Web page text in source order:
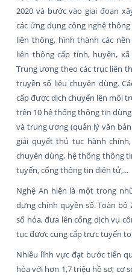
2020 và bước vào giai đoạn
các ứng dụng công nghệ
liên thông, hình thành các
liên thông cấp tỉnh, huyện,
Trung ương theo các trục liên
truyền số liệu chuyên dùng.
cấp được dịch chuyển lên môi
trên 10 hệ thống thông tin
và trung ương (quản lý văn
giải quyết thủ tục hành
chuyên dùng, hệ thống thông
tuyến, cổng thông tin điện tử,...
Nghệ An hiện là một trong
dựng chính quyền số. Toàn
số hóa, đưa lên cổng dịch vụ
tục được cung cấp trực tuyến
Nhiều lĩnh vực đạt bước tiến
hóa với hơn 1,7 triệu hồ sơ; cơ